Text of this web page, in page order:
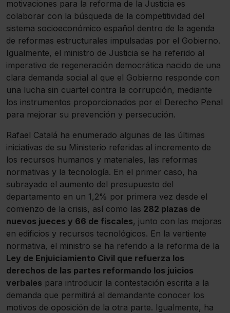
motivaciones para la reforma de la Justicia es
colaborar con la búsqueda de la competitividad del
sistema socioeconómico español dentro de la agenda
de reformas estructurales impulsadas por el Gobierno.
Igualmente, el ministro de Justicia se ha referido al
imperativo de regeneración democrática nacido de una
clara demanda social al que el Gobierno responde con
una lucha sin cuartel contra la corrupción, mediante
los instrumentos proporcionados por el Derecho Penal
para mejorar su prevención y persecución.
Rafael Catalá ha enumerado algunas de las últimas
iniciativas de su Ministerio referidas al incremento de
los recursos humanos y materiales, las reformas
normativas y la tecnología. En el primer caso, ha
subrayado el aumento del presupuesto del
departamento en un 1,2% por primera vez desde el
comienzo de la crisis, así como las 282 plazas de
nuevos jueces y 66 de fiscales, junto con las mejoras
en edificios y recursos tecnológicos. En la vertiente
normativa, el ministro se ha referido a la reforma de la
Ley de Enjuiciamiento Civil que refuerza los
derechos de las partes reformando los juicios
verbales para introducir la contestación escrita a la
demanda que permitirá al demandante conocer los
motivos de oposición de la otra parte. Igualmente, ha